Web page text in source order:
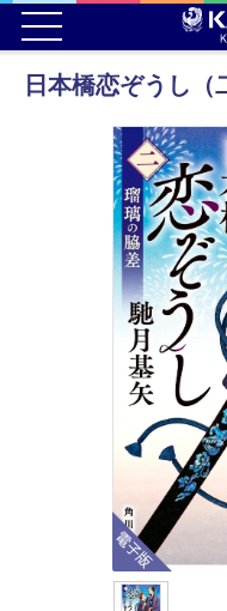
日本橋恋ぞうし
電子版